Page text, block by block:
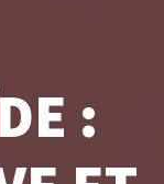
: